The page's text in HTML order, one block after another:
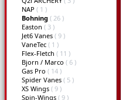
NAP ( 1 )
Bohning ( 26 )
Easton ( 3 )
Jet6 Vanes ( 9 )
VaneTec ( 1 )
Flex-Fletch ( 11 )
Bjorn / Marco ( 6 )
Gas Pro ( 14 )
Spider Vanes ( 5 )
XS Wings ( 9 )
Spin-Wings ( 9 )